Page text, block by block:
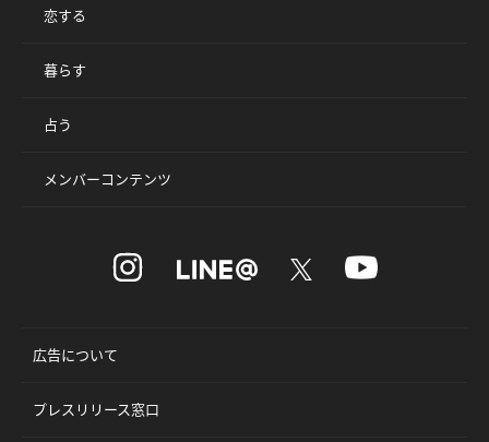
恋する
暮らす
占う
メンバーコンテンツ
広告について
プレスリリース窓口